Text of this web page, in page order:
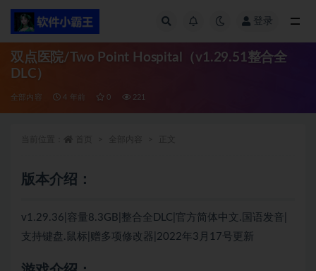
登录
双点医院/Two Point Hospital（v1.29.51整合全
DLC）
全部内容 4 年前 0 221
版本介绍：
v1.29.36|容量8.3GB|整合全DLC|官方简体中文.国语发音|
支持键盘.鼠标|赠多项修改器|2022年3月17号更新